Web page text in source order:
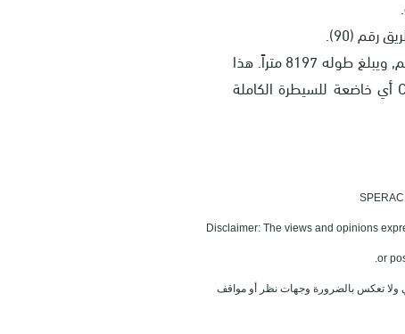
ولصالح الجدار العنصري نهب تحت مساره 819 دونم, وعزل خلفه 2100 دونم, ويبلغ طوله 8197 متراً. هذا
C أي خاضعة للسيطرة الكاملة
Disclaimer: The views and opinions
or
ولا تعكس بالضرورة وجهات نظر أو مواقف